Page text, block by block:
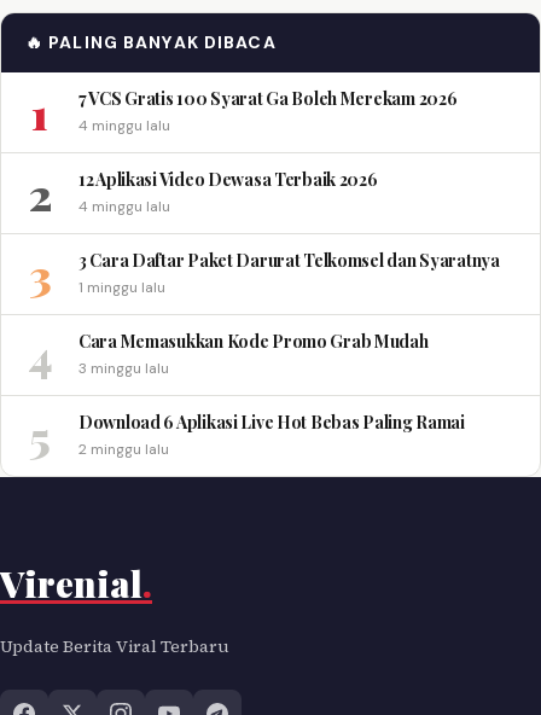
🔥 PALING BANYAK DIBACA
1 7 VCS Gratis 100 Syarat Ga Boleh Merekam 2026
4 minggu lalu
2 12 Aplikasi Video Dewasa Terbaik 2026
4 minggu lalu
3 3 Cara Daftar Paket Darurat Telkomsel dan Syaratnya
1 minggu lalu
4 Cara Memasukkan Kode Promo Grab Mudah
3 minggu lalu
5 Download 6 Aplikasi Live Hot Bebas Paling Ramai
2 minggu lalu
Virenial.
Update Berita Viral Terbaru